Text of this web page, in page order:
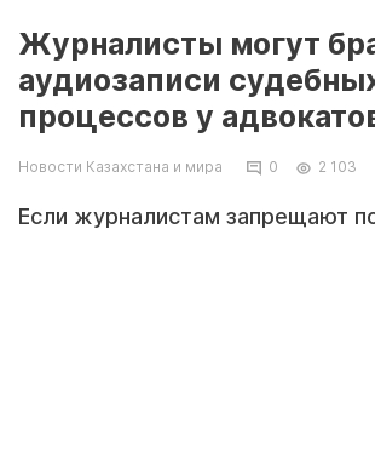
Журналисты могут
аудиозаписи
процессов у
Новости Казахстана и мира 0 2 103
Если журналистам запрещают